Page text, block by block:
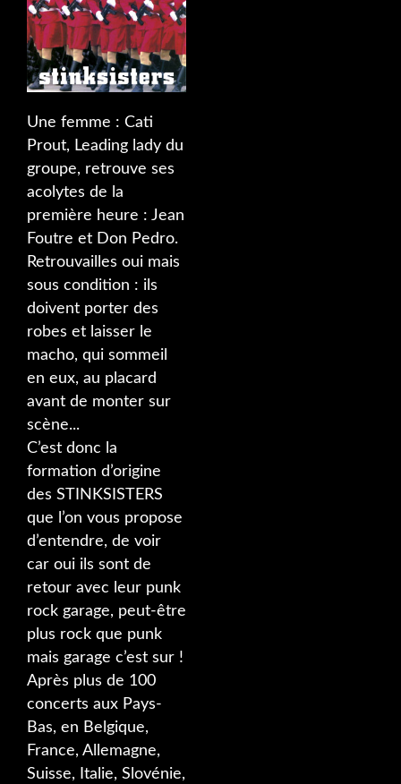
Une femme : Cati
Prout, Leading lady du
groupe, retrouve ses
acolytes de la
première heure : Jean
Foutre et Don Pedro.
Retrouvailles oui mais
sous condition : ils
doivent porter des
robes et laisser le
macho, qui sommeil
en eux, au placard
avant de monter sur
scène...
C’est donc la
formation d’origine
des STINKSISTERS
que l’on vous propose
d’entendre, de voir
car oui ils sont de
retour avec leur punk
rock garage, peut-être
plus rock que punk
mais garage c’est sur !
Après plus de 100
concerts aux Pays-
Bas, en Belgique,
France, Allemagne,
Suisse, Italie, Slovénie,